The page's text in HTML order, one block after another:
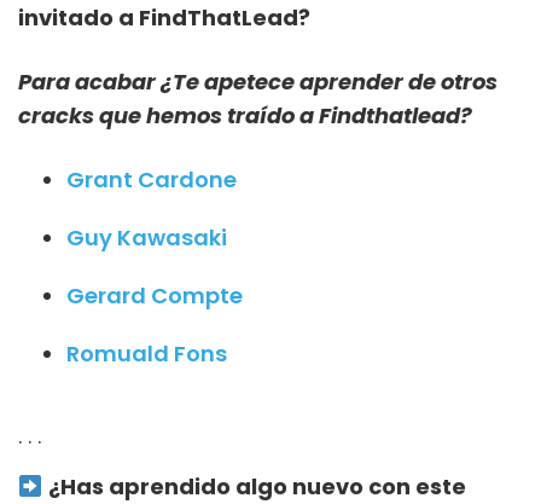
invitado a FindThatLead?
Para acabar ¿Te apetece aprender de otros
cracks que hemos traído a Findthatlead?
Grant Cardone
Guy Kawasaki
Gerard Compte
Romuald Fons
. . .
¿Has aprendido algo nuevo con este